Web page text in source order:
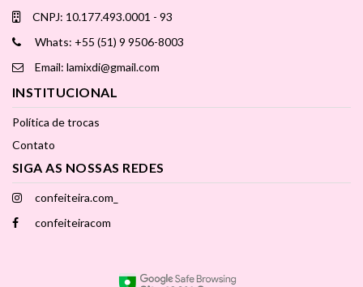
CNPJ: 10.177.493.0001 - 93
Whats: +55 (51) 9 9506-8003
Email: lamixdi@gmail.com
INSTITUCIONAL
Política de trocas
Contato
SIGA AS NOSSAS REDES
confeiteira.com_
confeiteiracom